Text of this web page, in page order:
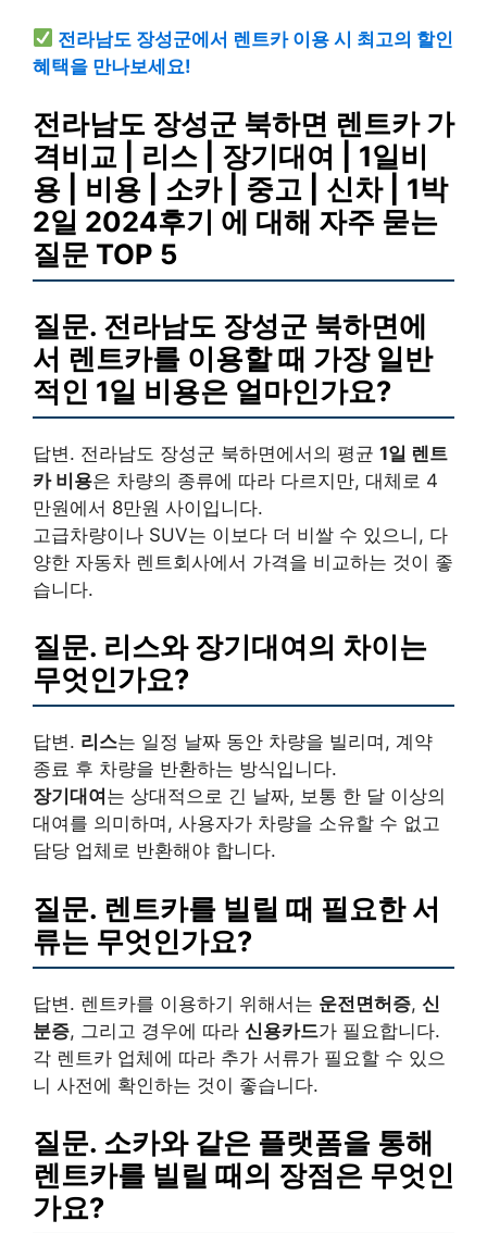
전라남도 장성군에서 렌트카 이용 시 최고의 할인
혜택을 만나보세요!
전라남도 장성군 북하면 렌트카 가
격비교 | 리스 | 장기대여 | 1일비
용 | 비용 | 소카 | 중고 | 신차 | 1박
2일 2024후기 에 대해 자주 묻는
질문 TOP 5
질문. 전라남도 장성군 북하면에
서 렌트카를 이용할 때 가장 일반
적인 1일 비용은 얼마인가요?
답변. 전라남도 장성군 북하면에서의 평균 1일 렌트
카 비용은 차량의 종류에 따라 다르지만, 대체로 4
만원에서 8만원 사이입니다.
고급차량이나 SUV는 이보다 더 비쌀 수 있으니, 다
양한 자동차 렌트회사에서 가격을 비교하는 것이 좋
습니다.
질문. 리스와장기대여의 차이는
무엇인가요?
답변. 리스는 일정 날짜 동안 차량을 빌리며, 계약
종료 후 차량을 반환하는 방식입니다.
장기대여 는 상대적으로 긴 날짜, 보통 한 달 이상의
대여를 의미하며, 사용자가 차량을 소유할 수 없고
담당 업체로 반환해야 합니다.
질문. 렌트카를 빌릴 때 필요한서
류는 무엇인가요?
답변. 렌트카를 이용하기 위해서는 운전면허증, 신
분증, 그리고 경우에 따라 신용카드가 필요합니다.
각 렌트카 업체에 따라 추가 서류가 필요할 수 있으
니 사전에 확인하는 것이 좋습니다.
질문. 소카와 같은 플랫폼을 통해
렌트카를 빌릴 때의 장점은 무엇인
가요?